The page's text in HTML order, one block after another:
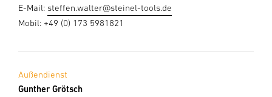
E-Mail: steffen.walter@steinel-tools.de
Mobil: +49 (0) 173 5981821
Außendienst
Gunther Grötsch